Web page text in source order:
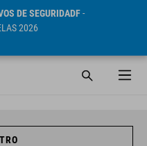
DE SEGURIDADF-
2026